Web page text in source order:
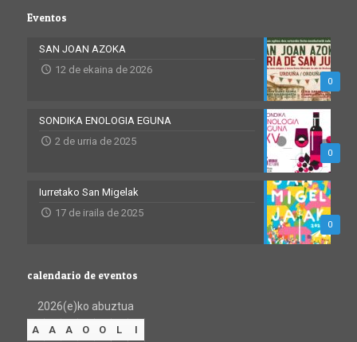
Eventos
0
SAN JOAN AZOKA
12 de ekaina de 2026
0
SONDIKA ENOLOGIA EGUNA
2 de urria de 2025
0
Iurretako San Migelak
17 de iraila de 2025
calendario de eventos
2026(e)ko abuztua
A A A O O L I